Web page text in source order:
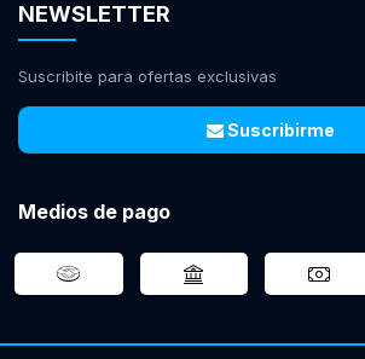
NEWSLETTER
Suscribite para ofertas exclusivas
Suscribirme
Medios de pago